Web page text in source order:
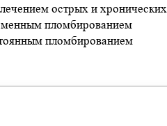
острых и хронических
пломбированием
пломбированием